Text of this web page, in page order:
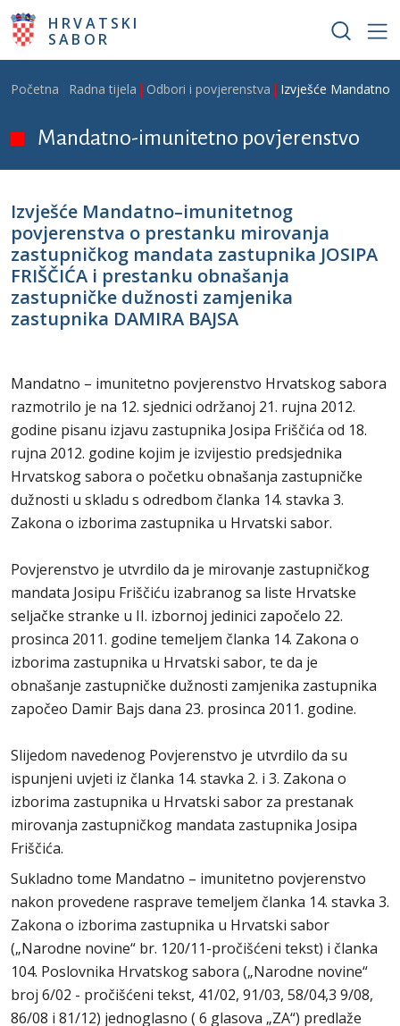
Skoči na glavni sadržaj
HRVATSKI
SABOR
Breadcrumb
Početna Radna tijela Odbori i povjerenstva Izvješće
Mandatno-imunitetno povjerenstvo
Izvješće Mandatno–imunitetnog
povjerenstva o prestanku mirovanja
zastupničkog mandata zastupnika JOSIPA
FRIŠČIĆA i prestanku obnašanja
zastupničke dužnosti zamjenika
zastupnika DAMIRA BAJSA
Mandatno – imunitetno povjerenstvo Hrvatskog sabora
razmotrilo je na 12. sjednici održanoj 21. rujna 2012.
godine pisanu izjavu zastupnika Josipa Friščića od 18.
rujna 2012. godine kojim je izvijestio predsjednika
Hrvatskog sabora o početku obnašanja zastupničke
dužnosti u skladu s odredbom članka 14. stavka 3.
Zakona o izborima zastupnika u Hrvatski sabor.
Povjerenstvo je utvrdilo da je mirovanje zastupničkog
mandata Josipu Friščiću izabranog sa liste Hrvatske
seljačke stranke u II. izbornoj jedinici započelo 22.
prosinca 2011. godine temeljem članka 14. Zakona o
izborima zastupnika u Hrvatski sabor, te da je
obnašanje zastupničke dužnosti zamjenika zastupnika
započeo Damir Bajs dana 23. prosinca 2011. godine.
Slijedom navedenog Povjerenstvo je utvrdilo da su
ispunjeni uvjeti iz članka 14. stavka 2. i 3. Zakona o
izborima zastupnika u Hrvatski sabor za prestanak
mirovanja zastupničkog mandata zastupnika Josipa
Friščića.
Sukladno tome Mandatno – imunitetno povjerenstvo
nakon provedene rasprave temeljem članka 14. stavka 3.
Zakona o izborima zastupnika u Hrvatski sabor
(„Narodne novine“ br. 120/11-pročišćeni tekst) i članka
104. Poslovnika Hrvatskog sabora („Narodne novine“
broj 6/02 - pročišćeni tekst, 41/02, 91/03, 58/04,3 9/08,
86/08 i 81/12) jednoglasno ( 6 glasova „ZA“) predlaže